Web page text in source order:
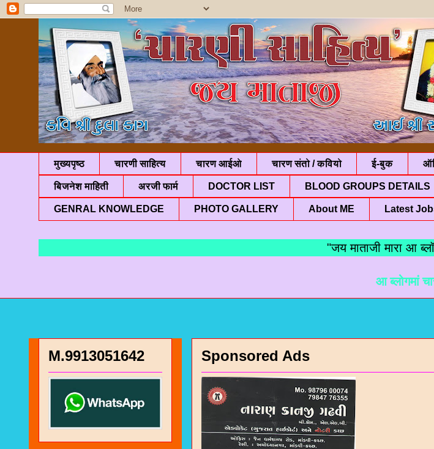
मुख्यपृष्ठ चारणी साहित्य चारण आईओ चारण संतो / कवियो ई-बुक
बिजनेश माहिती अरजी फार्म DOCTOR LIST BLOOD GROUPS DETAILS
GENRAL KNOWLEDGE PHOTO GALLERY About ME Latest
"जय माताजी
आ ब्लोगमां चारणी
Sponsored Ads
M.9913051642